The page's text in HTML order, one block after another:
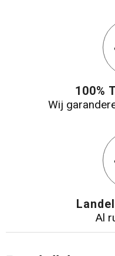
100%
Wij
Al